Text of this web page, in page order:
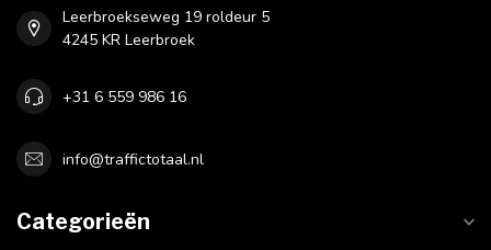
Leerbroekseweg 19 roldeur 5
4245 KR Leerbroek
+31 6 559 986 16
info@traffictotaal.nl
Categorieën